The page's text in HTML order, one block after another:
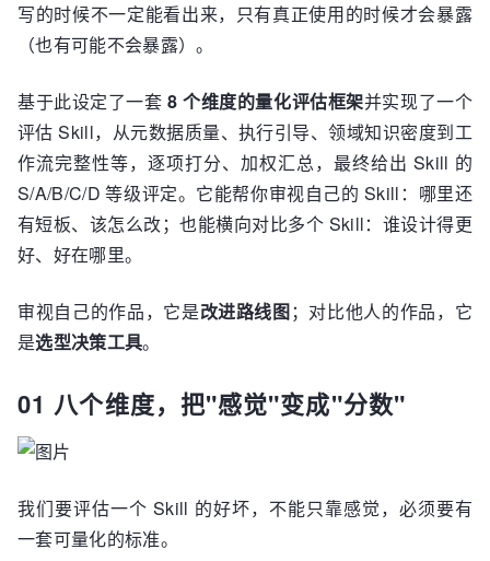
写的时候不一定能看出来，只有真正使用的时候才会暴露
（也有可能不会暴露）。
基于此设定了一套8 个维度的量化评估框架并实现了一个
评估 Skill，从元数据质量、执行引导、领域知识密度到工
作流完整性等，逐项打分、加权汇总，最终给出 Skill 的
S/A/B/C/D 等级评定。它能帮你审视自己的 Skill：哪里还
有短板、该怎么改；也能横向对比多个 Skill：谁设计得更
好、好在哪里。
审视自己的作品，它是改进路线图；对比他人的作品，它
是选型决策工具。
01 八个维度，把"感觉"变成"分数"
我们要评估一个 Skill 的好坏，不能只靠感觉，必须要有
一套可量化的标准。